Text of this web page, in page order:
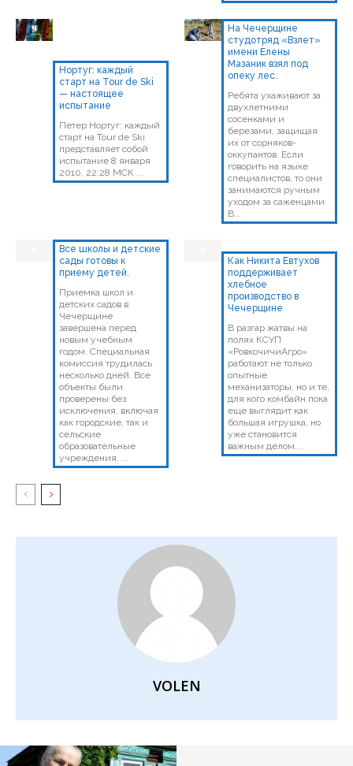
Нортуг: каждый
старт на Tour de Ski
— настоящее
испытание
Петер Нортуг: каждый
старт на Tour de Ski
представляет собой
испытание 8 января
На Чечерщине
студотряд «Взлет»
имени Елены
Мазаник взял под
опеку лес.
Ребята ухаживают за
двухлетними
сосенками и
березами, защищая
их от сорняков-
оккупантов. Если
говорить на языке
специалистов, то они
занимаются ручным
уходом за саженцами.
В...
Все школы и детские
сады готовы к
приему детей.
Приемка школ и
детских садов в
Чечерщине
завершена перед
новым учебным
годом. Специальная
комиссия трудилась
несколько дней. Все
объекты были
проверены без
исключения, включая
как городские, так и
сельские
образовательные
учреждения. ...
Как Никита Евтухов
поддерживает
хлебное
производство в
Чечерщине
В разгар жатвы на
полях КСУП
«РовкочичиАгро»
работают не только
опытные
механизаторы, но и те,
для кого комбайн пока
еще выглядит как
большая игрушка, но
уже становится
важным делом....
VOLEN